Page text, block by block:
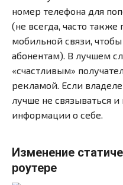
номер телефона для
(не всегда, часто
мобильной связи,
абонентам). В лучшем
«счастливым»
рекламой. Если
лучше не связываться
информации о себе.
Изменение
роутере